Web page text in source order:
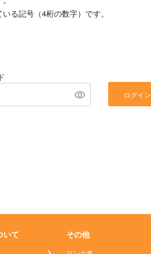
る記号（4桁の数字）です。
ログイン
いて その他